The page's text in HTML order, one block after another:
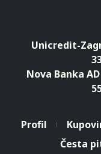
Unicredit-
Nova Banka
Profil
Česta